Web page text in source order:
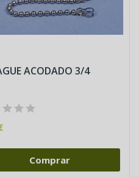
ACODADO 3/4
Comprar